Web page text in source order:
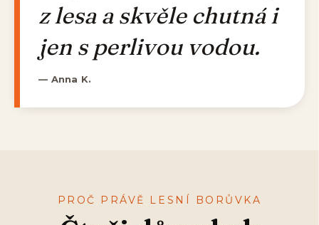
z lesa a skvěle chutná i
jen s perlivou vodou.
— Anna K.
PROČ PRÁVĚ LESNÍ BORŮVKA